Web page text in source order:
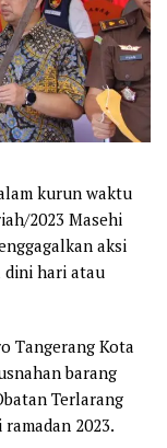
kurun waktu
2023 Masehi
aksi
dini hari atau
Tangerang Kota
barang
Terlarang
2023.